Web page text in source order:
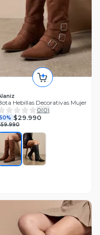
Hebillas Decorativas Mujer
0(0)
50% $29.990